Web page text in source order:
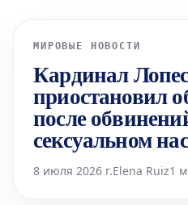
МИРОВЫЕ НОВОСТИ
Кардинал
приостановил
после
сексуальном
8 июля 2026 г.Elena Ruiz1